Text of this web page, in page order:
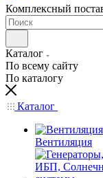
Комплексный
Каталог
По всему сайту
По каталогу
Каталог
Вентиляция